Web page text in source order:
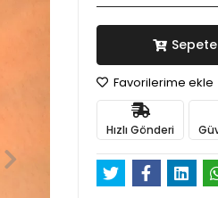
Favorilerime ekle
Hızlı Gönderi